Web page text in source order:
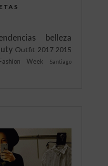
belleza
Outfit 2017 2015
Fashion Week
Santiago